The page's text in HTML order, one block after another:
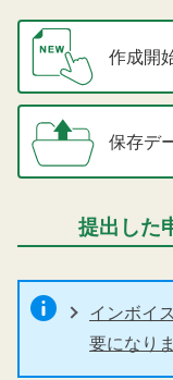
作成開
保存デ
提出した
インボイ
要になり